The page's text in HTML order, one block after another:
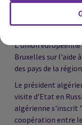
à l’Elysée le
dans le cadre de sa
L'Union
Bruxelles sur l'aide
des pays de la
Le président
visite d’Etat en
algérienne s'inscrit
coopération entre